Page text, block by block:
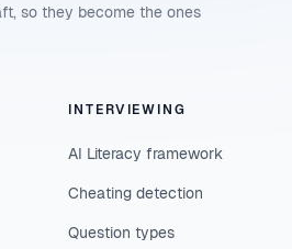
so they become the ones
INTERVIEWING
AI Literacy framework
Cheating detection
Question types